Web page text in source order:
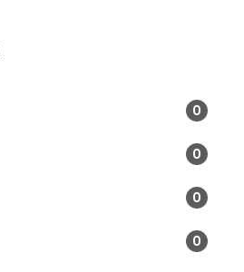
0
0
0
0